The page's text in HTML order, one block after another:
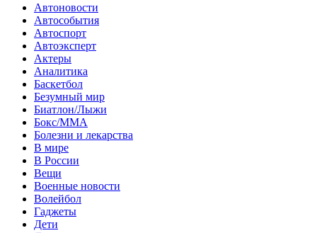
Автоновости
Автособытия
Автоспорт
Автоэксперт
Актеры
Аналитика
Баскетбол
Безумный мир
Биатлон/Лыжи
Бокс/MMA
Болезни и лекарства
В мире
В России
Вещи
Военные новости
Волейбол
Гаджеты
Дети